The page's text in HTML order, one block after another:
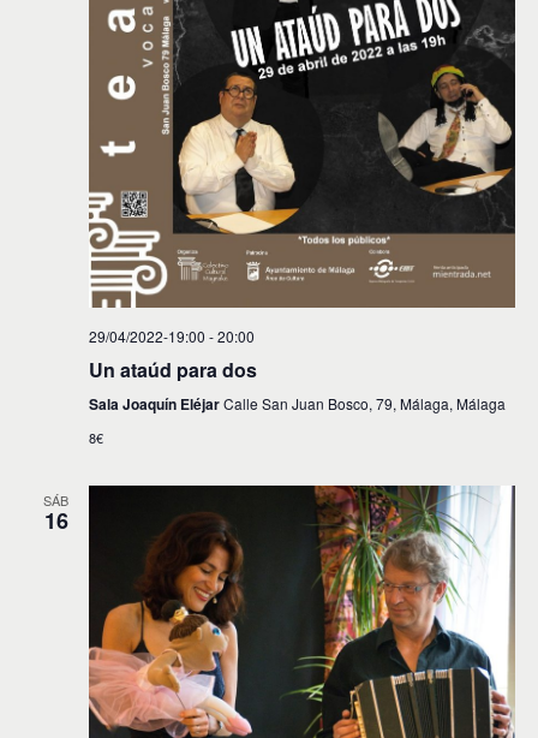
29/04/2022-19:00 -20:00
Un ataúd para dos
Sala Joaquín EléjarCalle San Juan Bosco, 79, Málaga, Málaga
8€
SÁB
16